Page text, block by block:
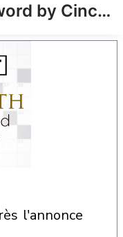
Best Polymath Crossword by Cincinnus
l'annonce